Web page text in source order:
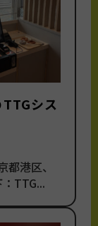
シス
港区、
TTG...